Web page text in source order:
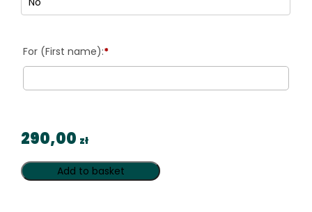
*
290,00 zł
Add to basket